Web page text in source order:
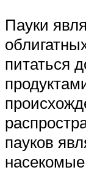
Пауки
питаться
пауков